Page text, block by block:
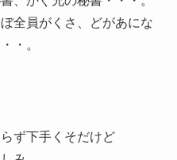
全員がくさ、どがあにな
・。
ず下手くそだけど